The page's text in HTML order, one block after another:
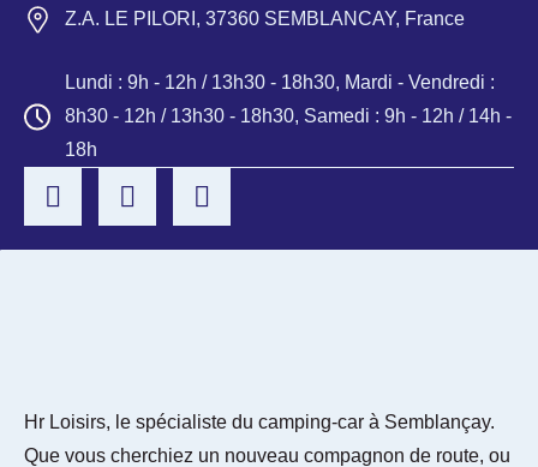
Z.A. LE PILORI, 37360 SEMBLANCAY, France
Lundi : 9h - 12h / 13h30 - 18h30, Mardi - Vendredi :
8h30 - 12h / 13h30 - 18h30, Samedi : 9h - 12h / 14h -
18h
Hr Loisirs, le spécialiste du camping-car à Semblançay.
Que vous cherchiez un nouveau compagnon de route, ou